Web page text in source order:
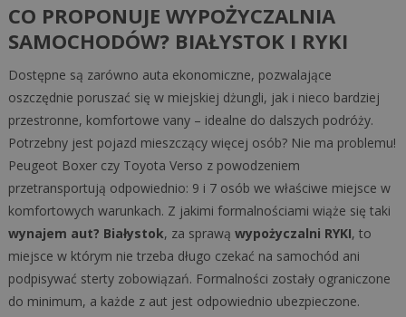
CO PROPONUJE WYPOŻYCZALNIA
SAMOCHODÓW? BIAŁYSTOK I RYKI
Dostępne są zarówno auta ekonomiczne, pozwalające
oszczędnie poruszać się w miejskiej dżungli, jak i nieco bardziej
przestronne, komfortowe vany – idealne do dalszych podróży.
Potrzebny jest pojazd mieszczący więcej osób? Nie ma problemu!
Peugeot Boxer czy Toyota Verso z powodzeniem
przetransportują odpowiednio: 9 i 7 osób we właściwe miejsce w
komfortowych warunkach. Z jakimi formalnościami wiąże się taki
wynajem aut? Białystok, za sprawą wypożyczalni RYKI, to
miejsce w którym nie trzeba długo czekać na samochód ani
podpisywać sterty zobowiązań. Formalności zostały ograniczone
do minimum, a każde z aut jest odpowiednio ubezpieczone.